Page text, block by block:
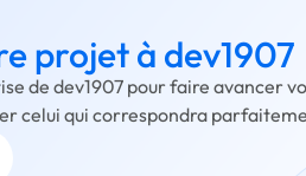
projet à dev1907
de dev1907 pour faire avancer
celui qui correspondra